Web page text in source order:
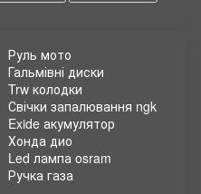
Руль мото
Гальмівні диски
Trw колодки
Свічки запалювання ngk
Exide акумулятор
Хонда дио
Led лампа osram
Ручка газа